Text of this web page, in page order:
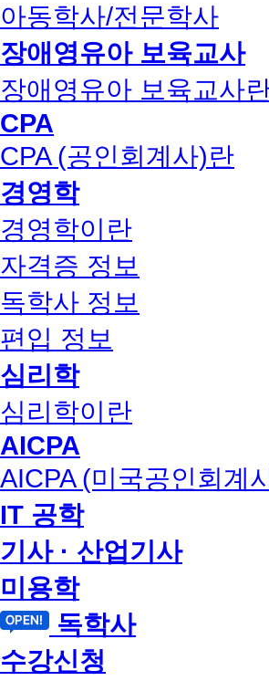
아동학사/전문학사
장애영유아 보육교사
장애영유아 보육교사
CPA
CPA (공인회계사)란
경영학
경영학이란
자격증 정보
독학사 정보
편입 정보
심리학
심리학이란
AICPA
AICPA (미국공인회계
IT 공학
기사 · 산업기사
미용학
독학사
수강신청